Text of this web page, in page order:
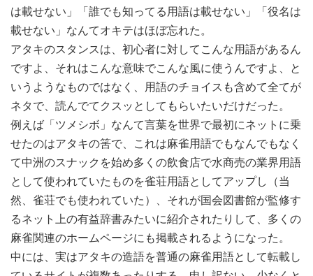
は載せない」「誰でも知ってる用語は載せない」「役名は
載せない」なんてオキテはほぼ忘れた。
アタキのスタンスは、初心者に対してこんな用語があるん
ですよ、それはこんな意味でこんな風に使うんですよ、と
いうようなものではなく、用語のチョイスも含めて全てが
ネタで、読んでてクスッとしてもらいたいだけだった。
例えば「ツメシボ」なんて言葉を世界で最初にネットに乗
せたのはアタキの筈で、これは麻雀用語でもなんでもなく
て中洲のスナックを始め多くの飲食店で水商売の業界用語
として使われていたものを雀荘用語としてアップし（当
然、雀荘でも使われていた）、それが国会図書館が監修す
るネット上の有益辞書みたいに紹介されたりして、多くの
麻雀関連のホームページにも掲載されるようになった。
中には、実はアタキの造語を普通の麻雀用語として転載し